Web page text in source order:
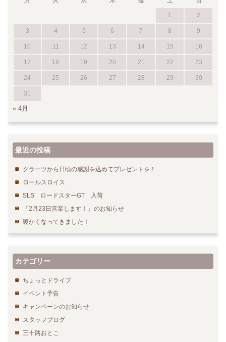
1 2
3 4 5 6 7 8 9
10 11 12 13 14 15 16
17 18 19 20 21 22 23
24 25 26 27 28 29 30
31
« 4月
最近の投稿
グラーツから日頃の感謝を込めてプレゼントを！
ロールスロイス
SLS ロードスターGT 入荷
『2月23日営業します！』のお知らせ
暖かくなってきました！
カテゴリー
ちょっとドライブ
イベント予告
キャンペーンのお知らせ
スタッフブログ
三十路おとこ